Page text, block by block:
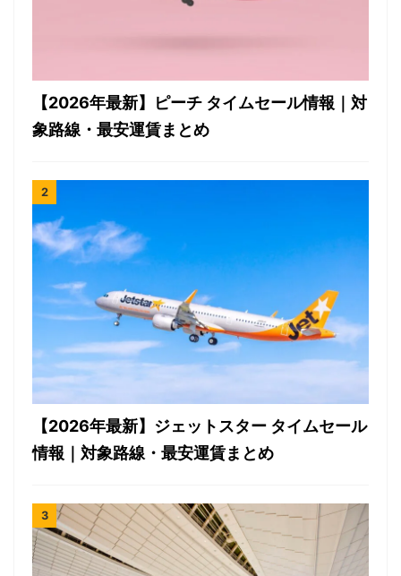
【2026年最新】ピーチ タイムセール情報｜対
象路線・最安運賃まとめ
【2026年最新】ジェットスター タイムセール
情報｜対象路線・最安運賃まとめ